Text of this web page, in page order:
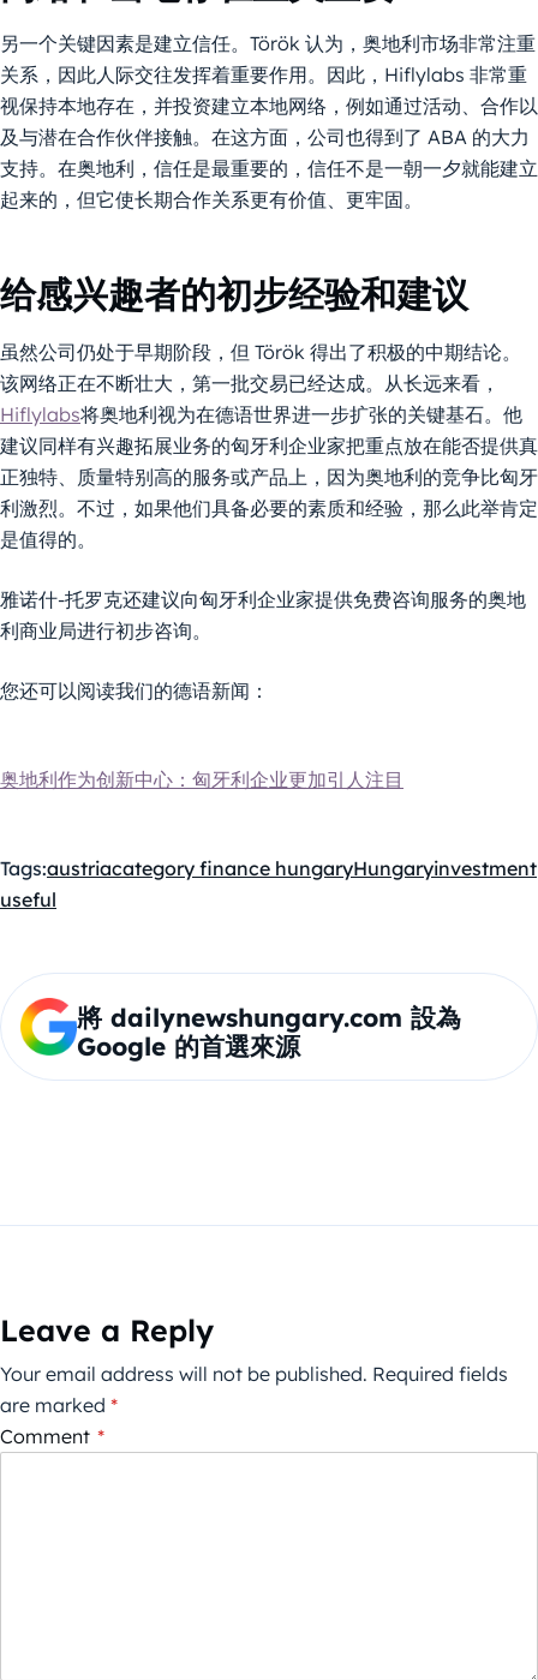
另一个关键因素是建立信任。Török 认为，奥地利市场非常注重
关系，因此人际交往发挥着重要作用。因此，Hiflylabs 非常重
视保持本地存在，并投资建立本地网络，例如通过活动、合作以
及与潜在合作伙伴接触。在这方面，公司也得到了 ABA 的大力
支持。在奥地利，信任是最重要的，信任不是一朝一夕就能建立
起来的，但它使长期合作关系更有价值、更牢固。
给感兴趣者的初步经验和建议
虽然公司仍处于早期阶段，但 Török 得出了积极的中期结论。
该网络正在不断壮大，第一批交易已经达成。从长远来看，
Hiflylabs将奥地利视为在德语世界进一步扩张的关键基石。他
建议同样有兴趣拓展业务的匈牙利企业家把重点放在能否提供真
正独特、质量特别高的服务或产品上，因为奥地利的竞争比匈牙
利激烈。不过，如果他们具备必要的素质和经验，那么此举肯定
是值得的。
雅诺什-托罗克还建议向匈牙利企业家提供免费咨询服务的奥地
利商业局进行初步咨询。
您还可以阅读我们的德语新闻：
奥地利作为创新中心：匈牙利企业更加引人注目
Tags:austriacategory finance hungaryHungaryinvestment
useful
將 dailynewshungary.com 設為
Google 的首選來源
Leave a Reply
Your email address will not be published. Required fields
are marked *
Comment *